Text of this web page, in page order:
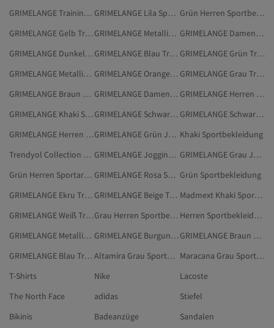
GRIMELANGE Trainingsanzug-Sets
GRIMELANGE Lila Sportbekleidung
Grün Herren Sportbekleidung
GRIMELANGE Gelb Trainingsanzüge
GRIMELANGE Metallisch Sportbekleidung
GRIMELANGE Damen Sport & Outdoors
GRIMELANGE Dunkelblau Trainingsanzüge
GRIMELANGE Blau Trainingsanzüge
GRIMELANGE Grün Trainingsanzug-Sets
GRIMELANGE Metallisch Sport & Outdoors
GRIMELANGE Orange Trainingsanzüge
GRIMELANGE Grau Trainingsanzug-Sets
GRIMELANGE Braun Sport & Outdoors
GRIMELANGE Damen Trainingsanzüge
GRIMELANGE Herren Trainingsanzug-Sets
GRIMELANGE Khaki Sport & Outdoors
GRIMELANGE Schwarz Jogginghosen
GRIMELANGE Schwarz Trainingsanzug-Sets
GRIMELANGE Herren Jogginghosen
GRIMELANGE Grün Jogginghosen Khaki Sportbekleidung
Trendyol Collection Khaki Sportbekleidung
GRIMELANGE Jogginghosen
GRIMELANGE Grau Jogginghosen
Grün Herren Sportarten
GRIMELANGE Rosa Sportbekleidung Grün Sportbekleidung
GRIMELANGE Ekru Trainingsanzug-Sets
GRIMELANGE Beige Trainingsanzug-Sets
Madmext Khaki Sportbekleidung
GRIMELANGE Weiß Trainingsanzüge
Grau Herren Sportbekleidung
Herren Sportbekleidung
GRIMELANGE Metallisch Trainingsanzüge
GRIMELANGE Burgundrot Sport & Outdoors
GRIMELANGE Braun Trainingsanzug-Sets
GRIMELANGE Blau Trainingsanzug-Sets
Altamira Grau Sportbekleidung
Maracana Grau Sportbekleidung
T-Shirts
Nike
Lacoste
The North Face
adidas
Stiefel
Bikinis
Badeanzüge
Sandalen